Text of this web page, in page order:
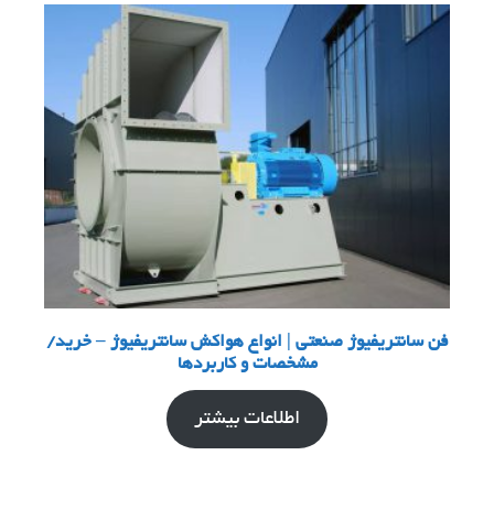
فن سانتریفیوژ صنعتی | انواع هواکش سانتریفیوژ – خرید/
مشخصات و کاربردها
اطلاعات بیشتر